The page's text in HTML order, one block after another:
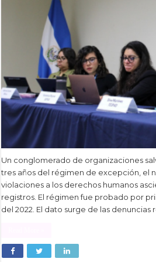
Un conglomerado de organizaciones
tres años del régimen de excepción, el
violaciones a los derechos humanos
registros. El régimen fue probado por
del 2022. El dato surge de las denuncias